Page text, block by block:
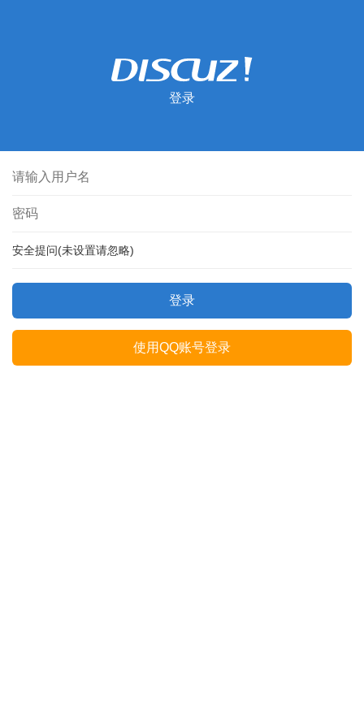
登录
安全提问(未设置请忽略)
登录
使用QQ账号登录